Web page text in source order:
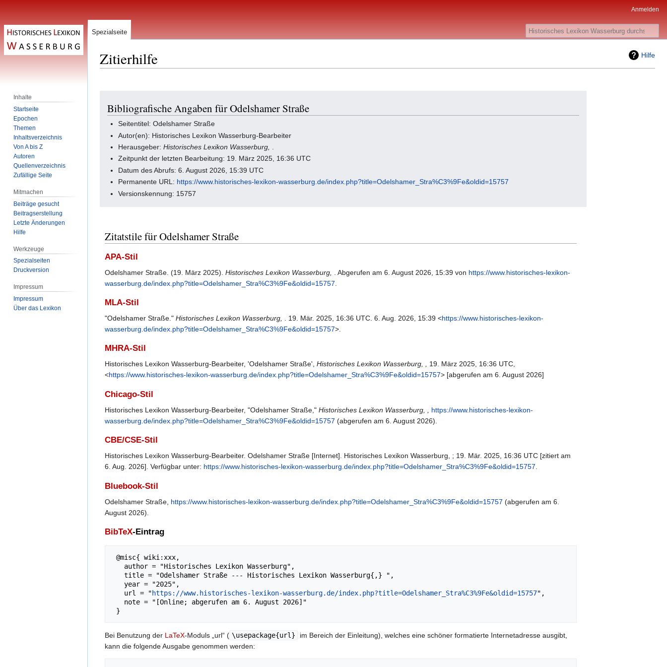
Hilfe
Zitierhilfe
Navigation
springen
Suche
springen
Bibliografische Angaben für Odelshamer Straße
Seitentitel: Odelshamer Straße
Autor(en): Historisches Lexikon Wasserburg-Bearbeiter
Herausgeber:Historisches Lexikon Wasserburg,
Zeitpunkt der letzten Bearbeitung: 19. März 2025, 16:36 UTC
Datum des Abrufs: 6. August 2026, 15:39 UTC
Permanente URL: https://www.historisches-lexikon-wasserburg.de/index.php?title=Odelshamer_Stra%C3%9Fe&oldid=15757
Versionskennung: 15757
Zitatstile für Odelshamer Straße
APA-Stil
Odelshamer Straße. (19. März 2025). Historisches Lexikon Wasserburg, . Abgerufen am 6. August 2026, 15:39 von https://www.historisches-lexikon-
wasserburg.de/index.php?title=Odelshamer_Stra%C3%9Fe&oldid=15757
MLA-Stil
"Odelshamer Straße." Historisches Lexikon Wasserburg, . 19. Mär. 2025, 16:36 UTC. 6. Aug. 2026, 15:39 <https://www.historisches-lexikon-
wasserburg.de/index.php?title=Odelshamer_Stra%C3%9Fe&oldid=15757>.
MHRA-Stil
Historisches Lexikon Wasserburg-Bearbeiter, 'Odelshamer Straße', Historisches Lexikon Wasserburg, , 19. März 2025, 16:36 UTC,
<https://www.historisches-lexikon-wasserburg.de/index.php?title=Odelshamer_Stra%C3%9Fe&oldid=15757> [abgerufen am 6. August 2026]
Chicago-Stil
Historisches Lexikon Wasserburg-Bearbeiter, "Odelshamer Straße," Historisches Lexikon Wasserburg, ,
https://www.historisches-lexikon-
wasserburg.de/index.php?title=Odelshamer_Stra%C3%9Fe&oldid=15757 (abgerufen am 6. August 2026).
CBE/CSE-Stil
Historisches Lexikon Wasserburg-Bearbeiter. Odelshamer Straße [Internet]. Historisches Lexikon Wasserburg, ; 19. Mär. 2025, 16:36 UTC [zitiert am
6. Aug. 2026]. Verfügbar unter: https://www.historisches-lexikon-wasserburg.de/index.php?title=Odelshamer_Stra%C3%9Fe&oldid=15757
Bluebook-Stil
Odelshamer Straße, https://www.historisches-lexikon-wasserburg.de/index.php?title=Odelshamer_Stra%C3%9Fe&oldid=15757 (abgerufen am 6.
August 2026).
BibTeX-Eintrag
   url = "
https://www.historisches-lexikon-wasserburg.de/index.php?title=Odelshamer_Stra%C3%9Fe&oldid=15757",
Bei Benutzung der LaTeX-Moduls „url“ ( \usepackage{url}
im Bereich der Einleitung), welches eine schöner formatierte Internetadresse ausgibt,
kann die folgende Ausgabe genommen werden:
Anmelden
Spezialseite Suche
Inhalte
Startseite
Epochen
Themen
Inhaltsverzeichnis
Von A bis Z
Autoren
Quellenverzeichnis
Zufällige Seite
Mitmachen
Beiträge gesucht
Beitragserstellung
Letzte Änderungen
Hilfe
Werkzeuge
Spezialseiten
Druckversion
Impressum
Impressum
Über das Lexikon